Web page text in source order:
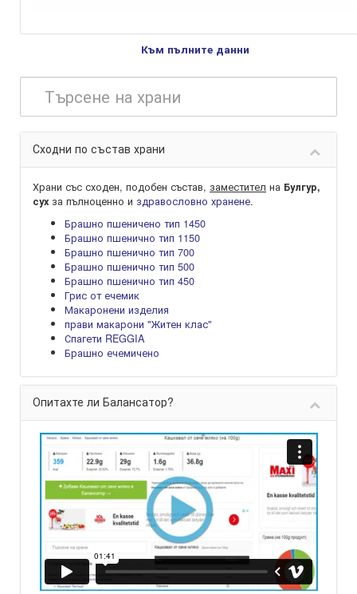
Към пълните данни
Сходни по състав храни
Храни със сходен, подобен състав, заместител на Булгур,
сухза пълноценно и здравословно хранене.
Брашно пшеничено тип 1450
Брашно пшенично тип 1150
Брашно пшенично тип 700
Брашно пшенично тип 500
Брашно пшенично тип 450
Грис от ечемик
Макаронени изделия
прави макарони "Житен клас"
Спагети REGGIA
Брашно ечемичено
Опитахте ли Балансатор?